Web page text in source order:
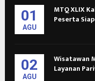
01
AGU
MTQ XLIX
Peserta
02
AGU
Wisatawan
Layanan